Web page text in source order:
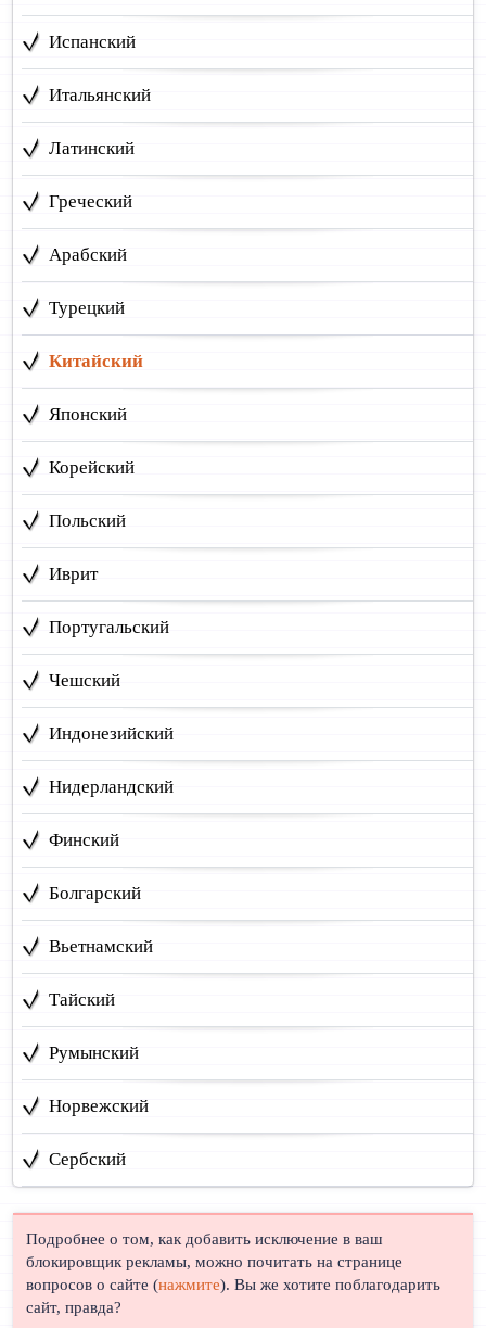
Испанский
Итальянский
Латинский
Греческий
Арабский
Турецкий
Китайский
Японский
Корейский
Польский
Иврит
Португальский
Чешский
Индонезийский
Нидерландский
Финский
Болгарский
Вьетнамский
Тайский
Румынский
Норвежский
Сербский
Подробнее о том, как добавить исключение в ваш
блокировщик рекламы, можно почитать на странице
вопросов о сайте (нажмите). Вы же хотите поблагодарить
сайт, правда?